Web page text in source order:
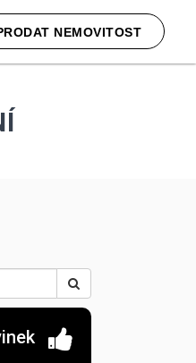
NEMOVITOST